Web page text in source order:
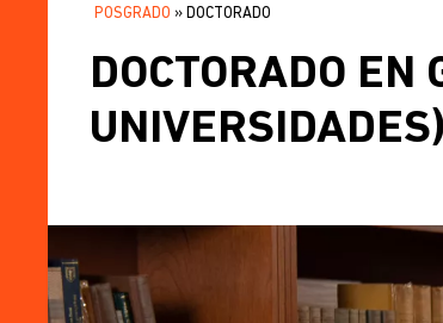
SOBRESCRIBIR
ENLACES
DE
LA
NAVEGACIÓN
POSGRADO DOCTORADO
DOCTORADO EN
UNIVERSIDADES)